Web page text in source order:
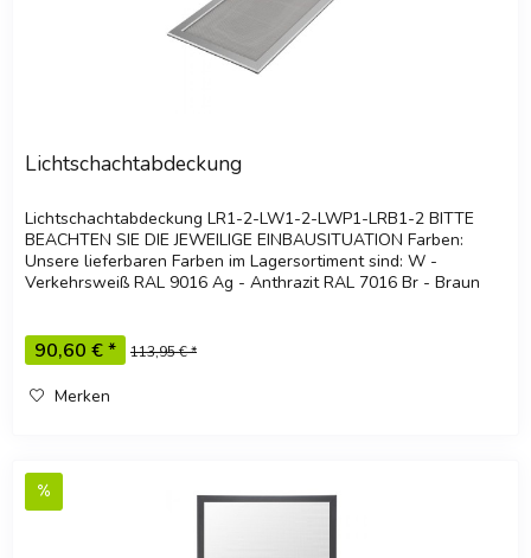
Lichtschachtabdeckung
Lichtschachtabdeckung LR1-2-LW1-2-LWP1-LRB1-2 BITTE
BEACHTEN SIE DIE JEWEILIGE EINBAUSITUATION Farben:
Unsere lieferbaren Farben im Lagersortiment sind: W -
Verkehrsweiß RAL 9016 Ag - Anthrazit RAL 7016 Br - Braun
90,60 € * 113,95 € *
Merken